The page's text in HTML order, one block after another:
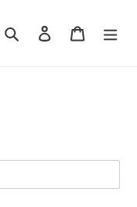
Suchen Einloggen Warenkorb